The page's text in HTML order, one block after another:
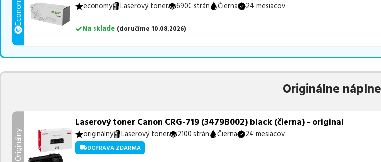
Economy economy Laserový toner 6900 strán Čierna 24 mesiacov
Na sklade (doručíme 10.08.2026)
Originálne náplne
Originálny
Laserový toner Canon CRG-719 (3479B002) black (čierna) - original
originálny Laserový toner 2100 strán Čierna 24 mesiacov
DOPRAVA ZDARMA